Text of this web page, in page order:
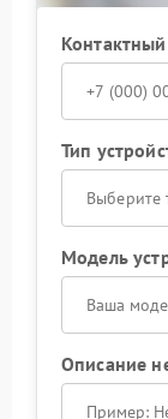
Тип
Выберите
Модель
Описание